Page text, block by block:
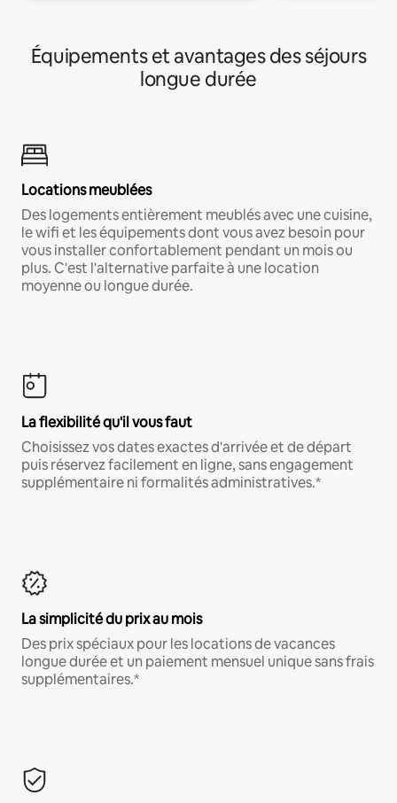
Équipements et avantages des séjours
longue durée
Locations meublées
Des logements entièrement meublés avec une cuisine,
le wifi et les équipements dont vous avez besoin pour
vous installer confortablement pendant un mois ou
plus. C'est l'alternative parfaite à une location
moyenne ou longue durée.
La flexibilité qu'il vous faut
Choisissez vos dates exactes d'arrivée et de départ
puis réservez facilement en ligne, sans engagement
supplémentaire ni formalités administratives.*
La simplicité du prix au mois
Des prix spéciaux pour les locations de vacances
longue durée et un paiement mensuel unique sans frais
supplémentaires.*